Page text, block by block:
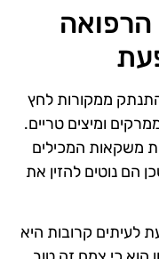
הרפואה
ממקורות לחץ
ומיצים טריים.
משקאות המכילים
הם נוטים להזין את
לעיתים קרובות היא